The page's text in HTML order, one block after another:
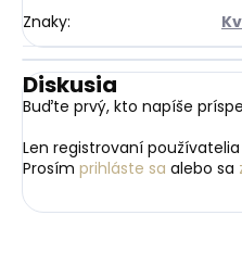
Znaky:
Diskusia
Buďte prvý, kto napíše
Len registrovaní
Prosím prihláste sa alebo sa